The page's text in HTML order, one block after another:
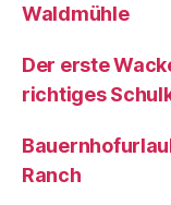
Waldmühle
Der erste
richtiges
Ranch